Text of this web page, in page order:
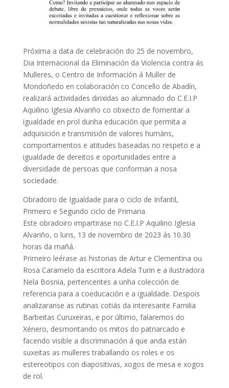
Próxima a data de celebración do 25 de novembro,
Dia Internacional da Eliminación da Violencia contra ás
Mulleres, o Centro de Información á Muller de
Mondoñedo en colaboración co Concello de Abadín,
realizará actividades dirixidas ao alumnado do C.E.I.P
Aquilino Iglesia Alvariño co obxecto de fomentar a
igualdade en prol dunha educación que permita a
adquisición e transmisión de valores humáns,
comportamentos e atitudes baseadas no respeto e a
igualdade de dereitos e oportunidades entre a
diversidade de persoas que conforman a nosa
sociedade.
Obradoiro de Igualdade para o ciclo de Infantil,
Primeiro e Segundo ciclo de Primaria.
Este obradoiro impartirase no C.E.I.P Aquilino Iglesia
Alvariño, o luns, 13 de novembro de 2023 ás 10.30
horas da mañá.
Primeiro leérase as historias de Artur e Clementina ou
Rosa Caramelo da escritora Adela Turin e a ilustradora
Nela Bosnia, pertencentes a unha colección de
referencia para a coeducación e a igualdade. Despois
analizaranse as rutinas cotiás da interesante Familia
Barbeitas Curuxeiras, e por último, falaremos do
Xénero, desmontando os mitos do patriarcado e
facendo visible a discriminación á que anda están
suxeitas as mulleres traballando os roles e os
estereotipos con diapositivas, xogos de mesa e xogos
de rol.